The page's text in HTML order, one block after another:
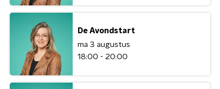
De Avondstart
ma 3 augustus
18:00 - 20:00